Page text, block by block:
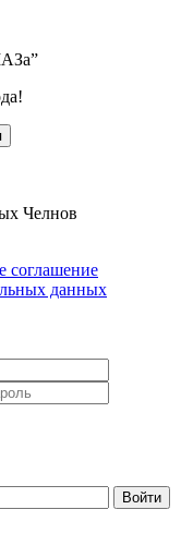
Челнов
соглашение
данных
Войти